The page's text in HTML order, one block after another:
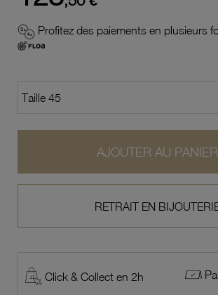
Profitez des paiements en plusieurs
AJOUTER AU PANIER
RETRAIT EN
Click & Collect en 2h